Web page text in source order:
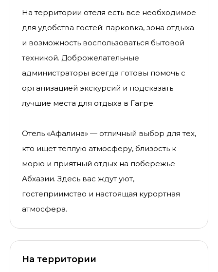
На территории отеля есть всё необходимое
для удобства гостей: парковка, зона отдыха
и возможность воспользоваться бытовой
техникой. Доброжелательные
администраторы всегда готовы помочь с
организацией экскурсий и подсказать
лучшие места для отдыха в Гагре.
Отель «Афалина» — отличный выбор для тех,
кто ищет тёплую атмосферу, близость к
морю и приятный отдых на побережье
Абхазии. Здесь вас ждут уют,
гостеприимство и настоящая курортная
атмосфера.
На территории